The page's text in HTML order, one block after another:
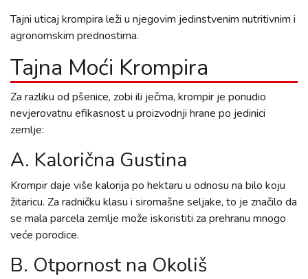
Tajni uticaj krompira leži u njegovim jedinstvenim nutritivnim i
agronomskim prednostima.
Tajna Moći Krompira
Za razliku od pšenice, zobi ili ječma, krompir je ponudio
nevjerovatnu efikasnost u proizvodnji hrane po jedinici
zemlje:
A. Kalorična Gustina
Krompir daje više kalorija po hektaru u odnosu na bilo koju
žitaricu. Za radničku klasu i siromašne seljake, to je značilo da
se mala parcela zemlje može iskoristiti za prehranu mnogo
veće porodice.
B. Otpornost na Okoliš